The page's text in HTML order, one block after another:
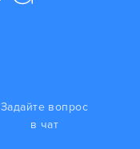
Задайте вопрос
в чат